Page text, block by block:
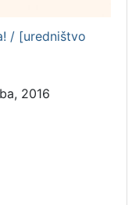
/ [uredništvo
2016